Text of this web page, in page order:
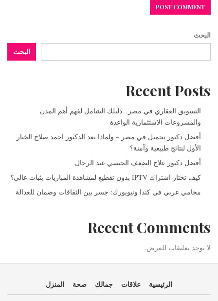
البحث
البحث
Recent Posts
التسويق العقاري في مصر.. دليلك الشامل لفهم أهم المدن
والمشروعات الاستثمارية الواعدة
أفضل دكتور تجميل في مصر – ولماذا يعد الدكتور احمد صلاح الخيار
الأول لنتائج طبيعية وآمنة؟
أفضل دكتور علاج الضعف الجنسي عند الرجال
كيف تختار اشتراك IPTV بدون تقطيع لمشاهدة المباريات بثبات عالي؟
محامي عربي في كندا ونيويورك: جسر بين الثقافات وضمان للعدالة
Recent Comments
لا توجد تعليقات للعرض.
الرئيسية علاقات جمالك صحة المنزل